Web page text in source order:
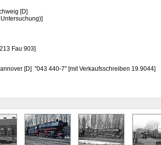
[D]
Fau 903]
[D] "043 440-7" [mit Verkaufsschreiben 19.9044]